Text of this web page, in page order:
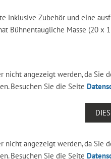
inklusive Zubehör und eine
Bühnentaugliche Masse (20 x
nicht angezeigt werden, da
Besuchen Sie die Seite
nicht angezeigt werden, da
Besuchen Sie die Seite